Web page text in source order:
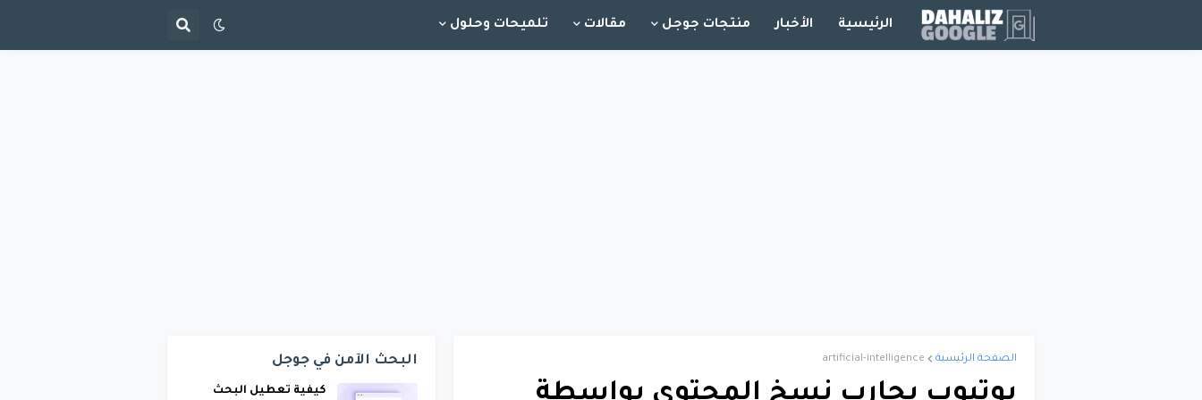
الرئيسية الأخبار منتجات جوجل مقالات تلميحات وحلول
الصفحة الرئيسية artificial-intelligence البحث الآمن في جوجل
كيفية تعطيل البحث